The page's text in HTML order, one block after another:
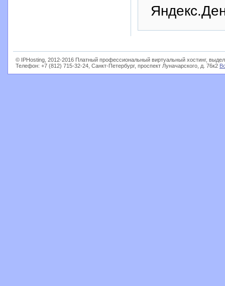
© IPHosting, 2012-2016 Платный профессиональный виртуальный хостинг,
Телефон: +7 (812) 715-32-24, Санкт-Петербург, проспект Луначарского, д. 76к2